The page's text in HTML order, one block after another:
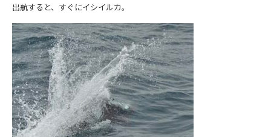
出航すると、すぐにイシイルカ。